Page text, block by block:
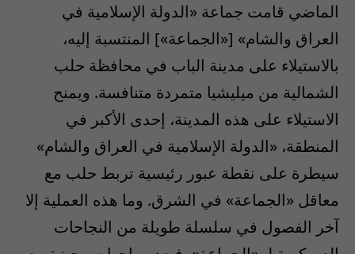
الماضي قامت جماعة «الدولة الإسلامية في
العراق والشام» [«الجماعة»] المنتسبة إليه،
بالاستيلاء على مدينة الباب في محافظة حلب
الشمالية من ميليشيا متمردة متنافسة. ويمنح
الاستيلاء على هذه المدينة، إحدى الأكبر في
المنطقة، «الدولة الإسلامية في العراق والشام»
سيطرة على نقطة عبور رئيسية تربط حلب مع
معاقل «الجماعة» في الشرق. وما هذه العملية إلا
آخر الفصول في سلسلة طويلة من النجاحات